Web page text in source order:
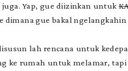
Yap, gue diizinkan untuk
dimana gue bakal ngelangkahin
lah rencana untuk
ke rumah untuk melamar,